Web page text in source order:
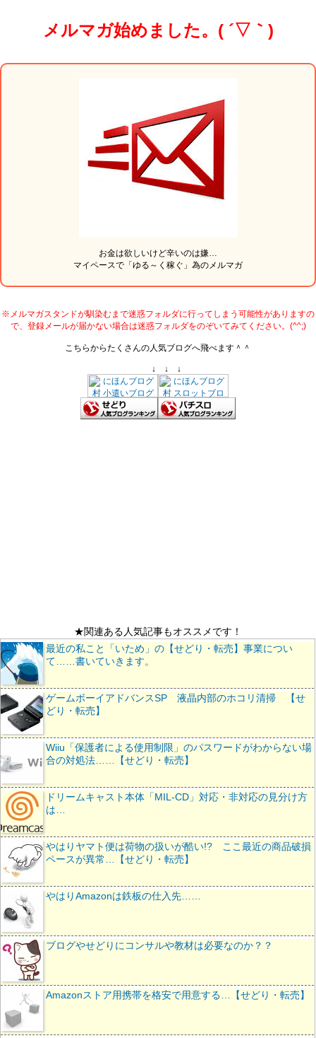
メルマガ始めました。( ´▽｀)
お金は欲しいけど辛いのは嫌…
マイペースで「ゆる～く稼ぐ」為のメルマガ
※メルマガスタンドが馴染むまで迷惑フォルダに行ってしまう可能性がありますの
で、登録メールが届かない場合は迷惑フォルダをのぞいてみてください。(^^;)
こちらからたくさんの人気ブログへ飛べます＾＾
↓ ↓ ↓
★関連ある人気記事もオススメです！
最近の私こと「いため」の【せどり・転売】事業につい
て……書いていきます。
ゲームボーイアドバンスSP 液晶内部のホコリ清掃 【せ
どり・転売】
Wiiu「保護者による使用制限」のパスワードがわからない場
合の対処法……【せどり・転売】
ドリームキャスト本体「MIL-CD」対応・非対応の見分け方
は…
やはりヤマト便は荷物の扱いが酷い!? ここ最近の商品破損
ペースが異常…【せどり・転売】
やはりAmazonは鉄板の仕入先……
ブログやせどりにコンサルや教材は必要なのか？？
Amazonストア用携帯を格安で用意する…【せどり・転売】